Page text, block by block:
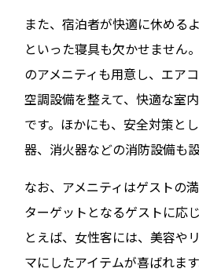
また、宿泊者が快適に休める
といった寝具も欠かせません
のアメニティも用意し、エア
空調設備を整えて、快適な室
です。ほかにも、安全対策と
器、消火器などの消防設備も
なお、アメニティはゲストの
ターゲットとなるゲストに応
とえば、女性客には、美容や
マにしたアイテムが喜ばれま